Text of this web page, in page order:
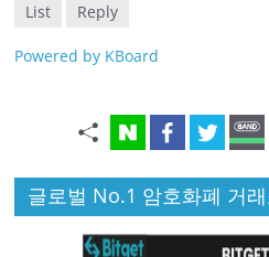
List Reply
Powered by KBoard
글로벌 No.1 암호화폐 거